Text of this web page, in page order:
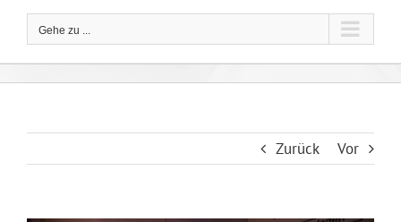
Gehe zu ...
Zurück Vor